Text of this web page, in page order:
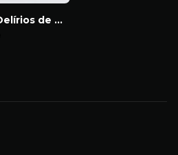
Os Delírios de Consumo de Becky Bloom